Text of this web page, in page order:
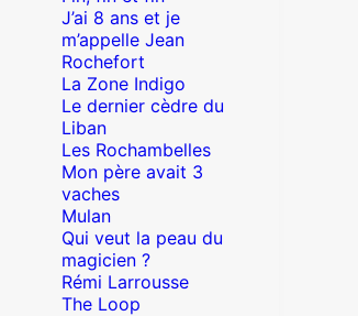
J’ai 8 ans et je
m’appelle Jean
Rochefort
La Zone Indigo
Le dernier cèdre du
Liban
Les Rochambelles
Mon père avait 3
vaches
Mulan
Qui veut la peau du
magicien ?
Rémi Larrousse
The Loop